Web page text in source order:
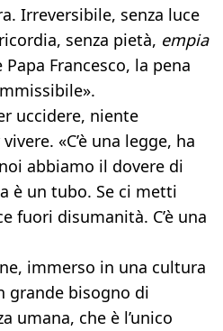
Irreversibile, senza luce
senza pietà, empia
Francesco, la pena
uccidere, niente
«C’è una legge, ha
abbiamo il dovere di
è un tubo. Se ci metti
fuori disumanità. C’è una
immerso in una cultura
grande bisogno di
umana, che è l’unico